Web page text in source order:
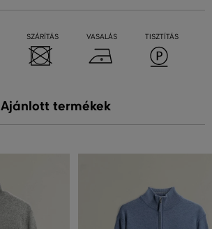
SZÁRÍTÁS VASALÁS TISZTÍTÁS
Ajánlott termékek